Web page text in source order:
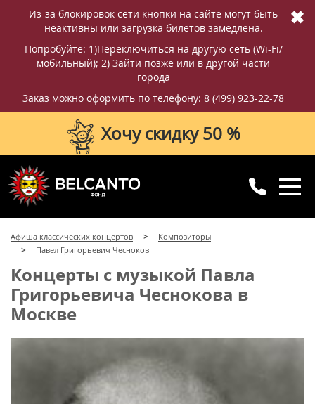
Из-за блокировок сети кнопки на сайте могут быть
неактивны или загрузка билетов замедлена.
Попробуйте: 1)Переключиться на другую сеть (Wi-Fi/
мобильный); 2) Зайти позже или в другой части
города
Заказ можно оформить по телефону: 8 (499) 923-22-78
✖
Хочу скидку 50 %
8 (499) 923-22-78
с 10:00 до 20:00
Афиша классических концертов
Композиторы
Павел Григорьевич Чесноков
Концерты с музыкой Павла
Григорьевича Чеснокова в
Москве